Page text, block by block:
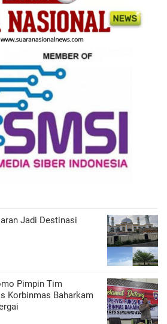
Jadi Destinasi
Pimpin Tim
Korbinmas Baharkam